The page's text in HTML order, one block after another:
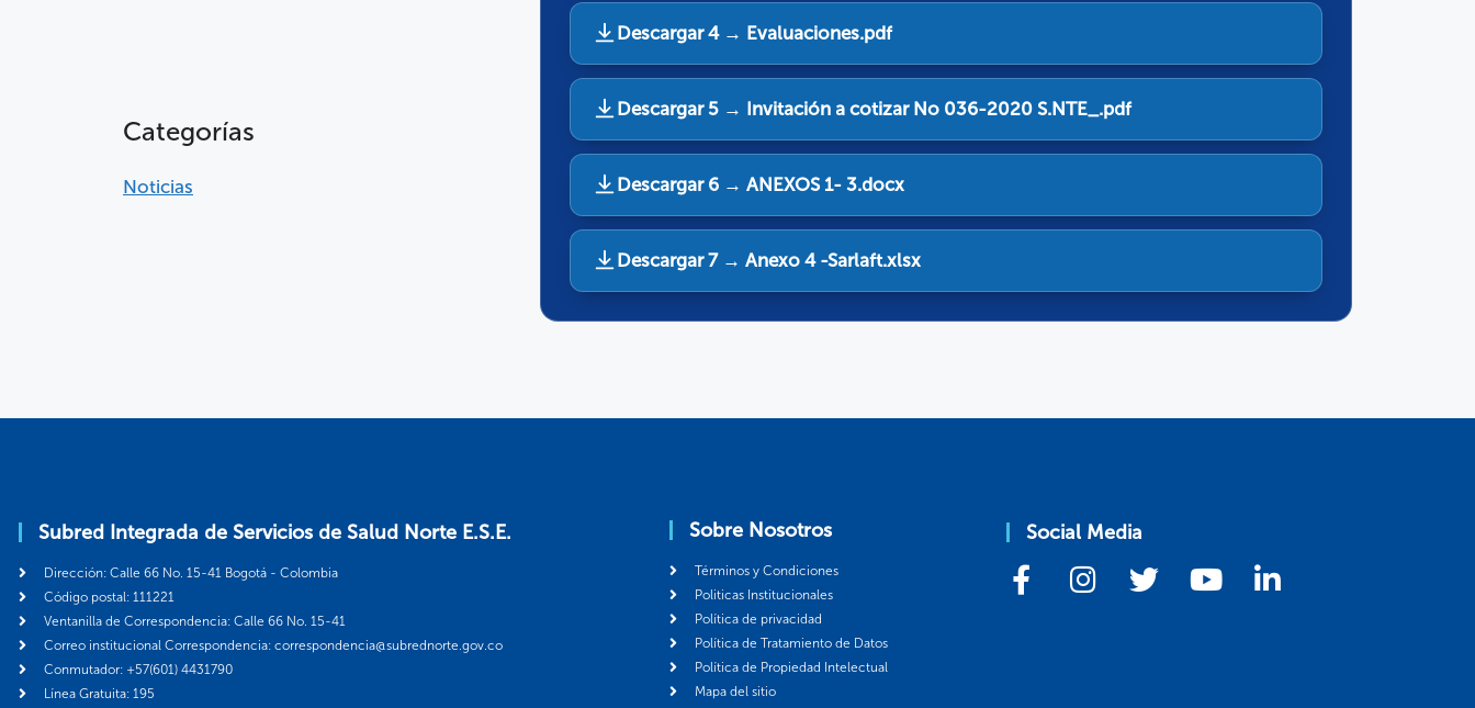
Descargar 4 → Evaluaciones.pdf
Descargar 5 → Invitación a cotizar No 036-2020 S.NTE_.pdf
Descargar 6 → ANEXOS 1- 3.docx
Descargar 7 → Anexo 4 -Sarlaft.xlsx
Categorías
Noticias
Subred Integrada de Servicios de Salud Norte E.S.E.
Dirección: Calle 66 No. 15-41 Bogotá - Colombia
Código postal: 111221
Ventanilla de Correspondencia: Calle 66 No. 15-41
Correo institucional Correspondencia: correspondencia@subrednorte.gov.co
Conmutador: +57(601) 4431790
Línea Gratuita: 195
Sobre Nosotros
Términos y Condiciones
Politicas Institucionales
Política de privacidad
Política de Tratamiento de Datos
Política de Propiedad Intelectual
Mapa del sitio
Social Media